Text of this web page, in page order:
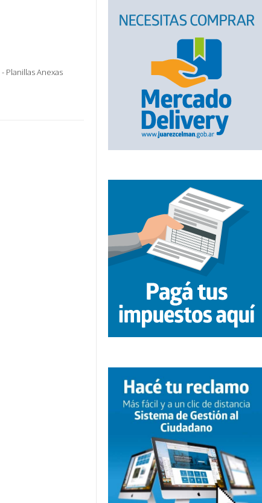
Planillas Anexas